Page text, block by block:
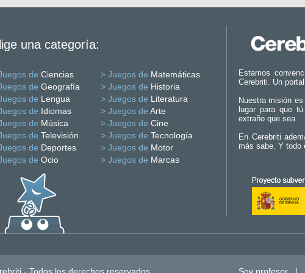
una categoría:
de Ciencias > Juegos de Matemáticas
de Geografía > Juegos de Historia
de Lengua > Juegos de Literatura
de Idiomas > Juegos de Arte
de Música > Juegos de Cine
de Televisión > Juegos de Tecnología
de Deportes > Juegos de Motor
de Ocio > Juegos de Marcas
Estamos
Cerebriti. Un
Nuestra misión
lugar para que
extraño que sea.
En Cerebriti
más sabe. Y todo